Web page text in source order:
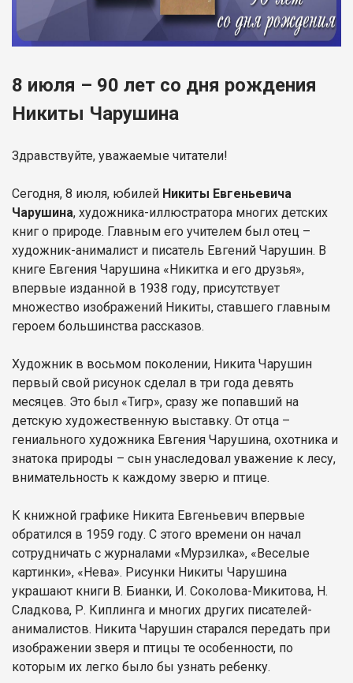
8 июля – 90 лет со дня рождения
Никиты Чарушина
Здравствуйте, уважаемые читатели!
Сегодня, 8 июля, юбилей Никиты Евгеньевича
Чарушина, художника-иллюстратора многих детских
книг о природе. Главным его учителем был отец –
художник-анималист и писатель Евгений Чарушин. В
книге Евгения Чарушина «Никитка и его друзья»,
впервые изданной в 1938 году, присутствует
множество изображений Никиты, ставшего главным
героем большинства рассказов.
Художник в восьмом поколении, Никита Чарушин
первый свой рисунок сделал в три года девять
месяцев. Это был «Тигр», сразу же попавший на
детскую художественную выставку. От отца –
гениального художника Евгения Чарушина, охотника и
знатока природы – сын унаследовал уважение к лесу,
внимательность к каждому зверю и птице.
К книжной графике Никита Евгеньевич впервые
обратился в 1959 году. С этого времени он начал
сотрудничать с журналами «Мурзилка», «Веселые
картинки», «Нева». Рисунки Никиты Чарушина
украшают книги В. Бианки, И. Соколова-Микитова, Н.
Сладкова, Р. Киплинга и многих других писателей-
анималистов. Никита Чарушин старался передать при
изображении зверя и птицы те особенности, по
которым их легко было бы узнать ребенку.